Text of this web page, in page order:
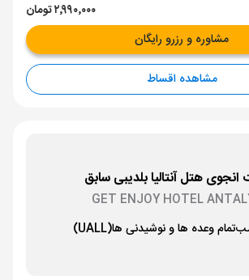
۲٬۹۹۰٬۰۰۰ تومان
مشاوره و رزرو رایگان
مشاهده اقساط
هتل آنتالیا بلدیبی سابق
GET ENJOY HOTEL
تمام وعده ها و نوشیدنی ها(UALL)